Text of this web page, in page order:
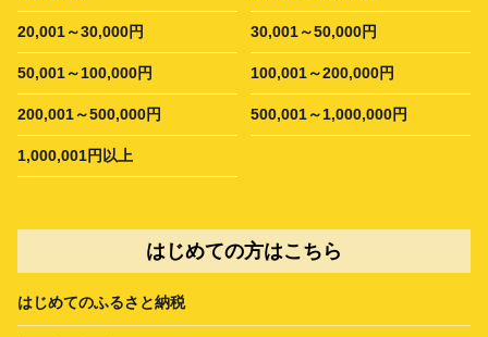
20,001～30,000円 30,001～50,000円
50,001～100,000円 100,001～200,000円
200,001～500,000円 500,001～1,000,000円
1,000,001円以上
はじめての方はこちら
はじめてのふるさと納税